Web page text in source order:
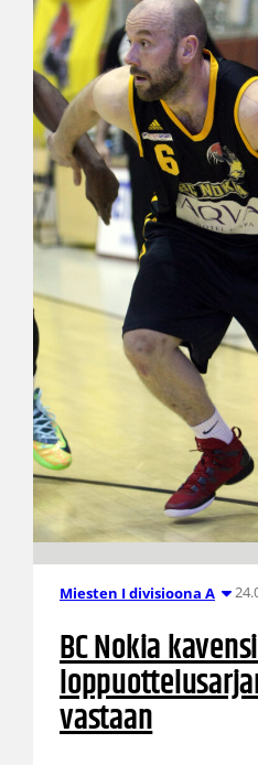
Miesten I divisioona A
BC Nokia kavensi
vastaan